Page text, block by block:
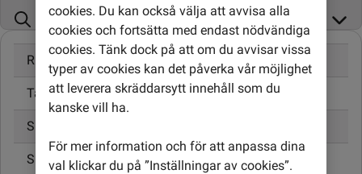
Ringa samtal 24,00 kr/min
Ta emot samtal 10,00 kr/min
Skicka SMS
Skicka MMS 0,45 kr
cookies. Du kan också välja att avvisa alla
cookies och fortsätta med endast nödvändiga
cookies. Tänk dock på att om du avvisar vissa
typer av cookies kan det påverka vår möjlighet
att leverera skräddarsytt innehåll som du
kanske vill ha.
För mer information och för att anpassa dina
val klickar du på ”Inställningar av cookies”.